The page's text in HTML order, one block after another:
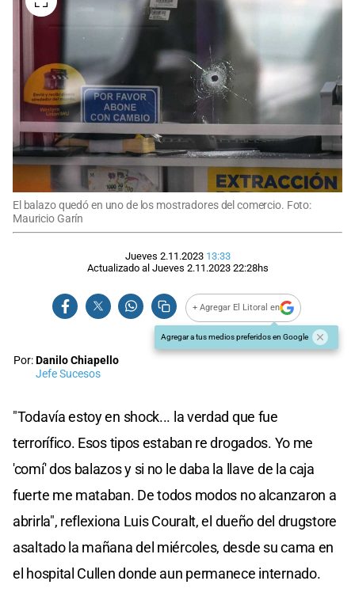
El balazo quedó en uno de los mostradores del comercio. Foto:
Mauricio Garín
Jueves 2.11.2023 13:33
Actualizado al Jueves 2.11.2023 22:28hs
+ Agregar El Litoral en
Agregar a tus medios preferidos en Google
Por:Danilo Chiapello
Jefe Sucesos
"Todavía estoy en shock... la verdad que fue
terrorífico. Esos tipos estaban re drogados. Yo me
'comí' dos balazos y si no le daba la llave de la caja
fuerte me mataban. De todos modos no alcanzaron a
abrirla", reflexiona Luis Couralt, el dueño del drugstore
asaltado la mañana del miércoles, desde su cama en
el hospital Cullen donde aun permanece internado.